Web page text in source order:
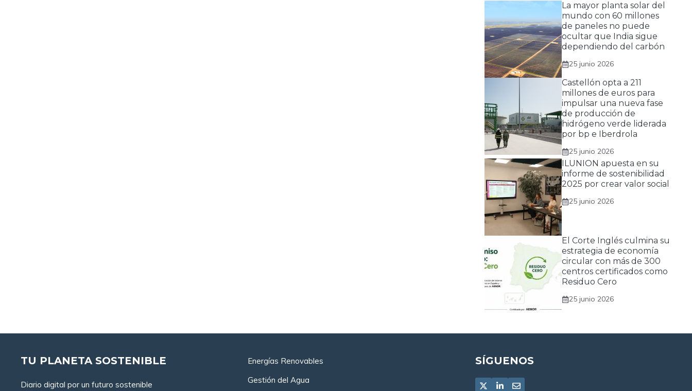
La mayor planta solar del
mundo con 60 millones
de paneles no puede
ocultar que India sigue
dependiendo del carbón
25 junio 2026
Castellón opta a 211
millones de euros para
impulsar una nueva fase
de producción de
hidrógeno verde liderada
por bp e Iberdrola
25 junio 2026
ILUNION apuesta en su
informe de sostenibilidad
2025 por crear valor social
25 junio 2026
El Corte Inglés culmina su
estrategia de economía
circular con más de 300
centros certificados como
Residuo Cero
25 junio 2026
TU PLANETA SOSTENIBLE
Diario digital por un futuro sostenible
Energías Renovables
Gestión del Agua
SÍGUENOS